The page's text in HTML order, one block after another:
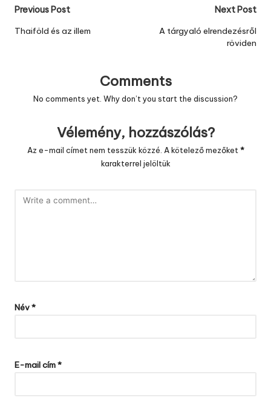
Post
navigation
Previous Post
Thaiföld és az illem
Next Post
A tárgyaló elrendezésről
röviden
Comments
No comments yet. Why don’t you start the discussion?
Vélemény, hozzászólás?
Az e-mail címet nem tesszük közzé. A kötelező mezőket *
karakterrel jelöltük
Név*
E-mail cím*